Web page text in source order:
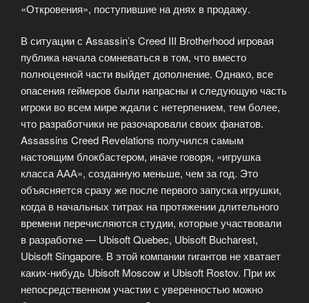
«Откровения», поступившие на днях в продажу.
В ситуации с Assassin’s Creed III Brotherhood игровая
публика начала сомневаться в том, что вместо
полноценной части выйдет дополнение. Однако, все
опасения геймеров были напрасны и следующую часть
игроки во всем мире ждали с нетерпением, тем более,
что разработчики не разочаровали своих фанатов.
Assassins Creed Revelations получился самым
настоящим блокбастером, иначе говоря, «игрушка
класса ААА», созданную меньше, чем за год. Это
объясняется сразу же после первого запуска игрушки,
когда в начальных титрах на протяжении длительного
времени перечисляются студии, которые участвовали
в разработке — Ubisoft Quebec, Ubisoft Bucharest,
Ubisoft Singapore. В этой компании гигантов не хватает
каких-нибудь Ubisoft Moscow и Ubisoft Rostov. При их
непосредственном участии с уверенностью можно